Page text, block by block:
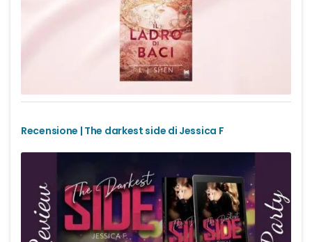
Sport romance
Spy romance
Step romance
Fantasy
Urban Fantasy
Recensione | The darkest side di Jessica F